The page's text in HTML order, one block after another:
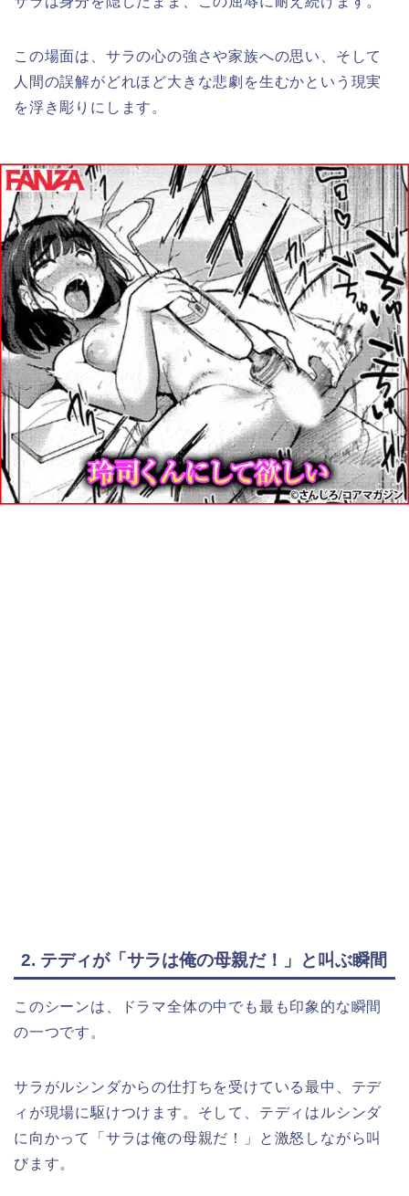
この場面は、サラの心の強さや家族への思い、そして
人間の誤解がどれほど大きな悲劇を生むかという現実
を浮き彫りにします。
2. テディが「サラは俺の母親だ！」と叫ぶ瞬間
このシーンは、ドラマ全体の中でも最も印象的な瞬間
の一つです。
サラがルシンダからの仕打ちを受けている最中、テデ
ィが現場に駆けつけます。そして、テディはルシンダ
に向かって「サラは俺の母親だ！」と激怒しながら叫
びます。